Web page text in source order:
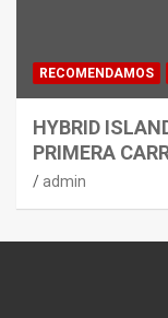
RECOMENDAMOS
HYBRID
PRIMERA
admin